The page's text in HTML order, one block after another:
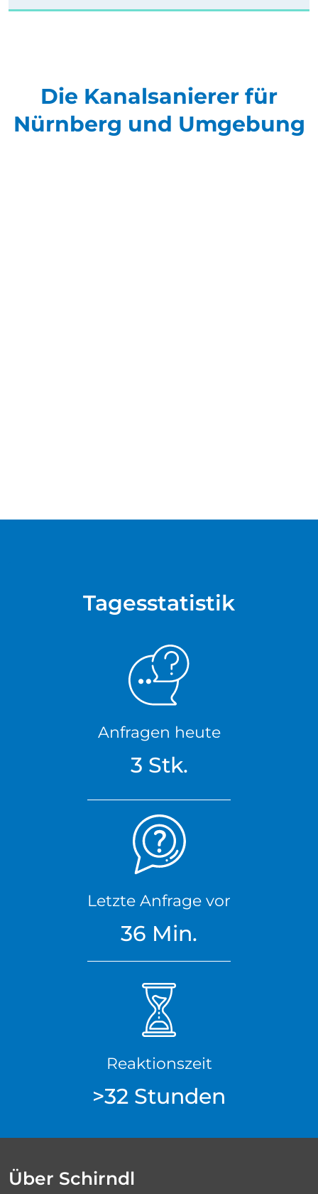
Die Kanalsanierer für
Nürnberg und Umgebung
Tagesstatistik
Anfragen heute
3 Stk.
Letzte Anfrage vor
36 Min.
Reaktionszeit
>32 Stunden
Über Schirndl